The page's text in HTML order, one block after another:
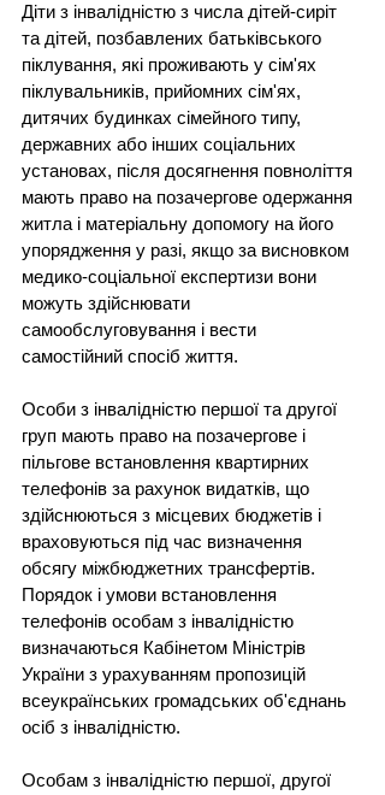
Діти з інвалідністю з числа дітей-сиріт
та дітей, позбавлених батьківського
піклування, які проживають у сім'ях
піклувальників, прийомних сім'ях,
дитячих будинках сімейного типу,
державних або інших соціальних
установах, після досягнення повноліття
мають право на позачергове одержання
житла і матеріальну допомогу на його
упорядження у разі, якщо за висновком
медико-соціальної експертизи вони
можуть здійснювати
самообслуговування і вести
самостійний спосіб життя.
Особи з інвалідністю першої та другої
груп мають право на позачергове і
пільгове встановлення квартирних
телефонів за рахунок видатків, що
здійснюються з місцевих бюджетів і
враховуються під час визначення
обсягу міжбюджетних трансфертів.
Порядок і умови встановлення
телефонів особам з інвалідністю
визначаються Кабінетом Міністрів
України з урахуванням пропозицій
всеукраїнських громадських об'єднань
осіб з інвалідністю.
Особам з інвалідністю першої, другої